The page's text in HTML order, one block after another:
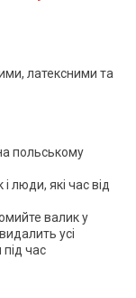
латексними та
польському
люди, які час від
валик у
усі
час